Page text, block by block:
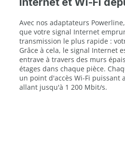
Avec nos adaptateurs
que votre signal Internet
transmission le plus rapide :
Grâce à cela, le signal Internet
entrave à travers des murs
étages dans chaque pièce.
un point d'accès Wi-Fi puissant
allant jusqu'à 1 200 Mbit/s.